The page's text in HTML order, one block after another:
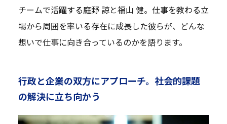
チームで活躍する庭野 諒と福山 健。仕事を教わる立
場から周囲を率いる存在に成長した彼らが、どんな
想いで仕事に向き合っているのかを語ります。
行政と企業の双方にアプローチ。社会的課題
の解決に立ち向かう